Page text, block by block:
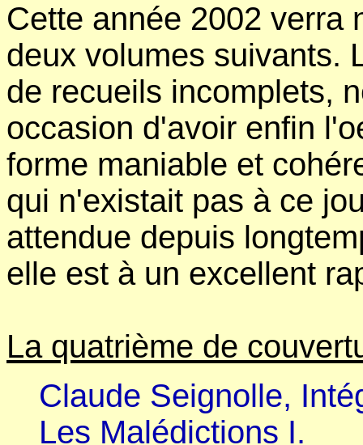
Cette année 2002 verra
deux volumes suivants.
de recueils incomplets,
occasion d'avoir enfin
forme maniable et
qui n'existait pas à ce
attendue depuis
elle est à un excellent
La quatrième de
Claude Seignolle,
Les Malédictions I.